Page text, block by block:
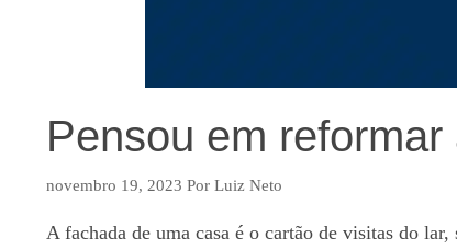
Pensou em
novembro 19, 2023 Por Luiz Neto
A fachada de uma casa é o cartão de visitas do